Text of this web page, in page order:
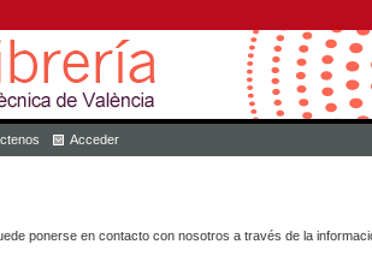
Acceder
ponerse en contacto con nosotros a través de la